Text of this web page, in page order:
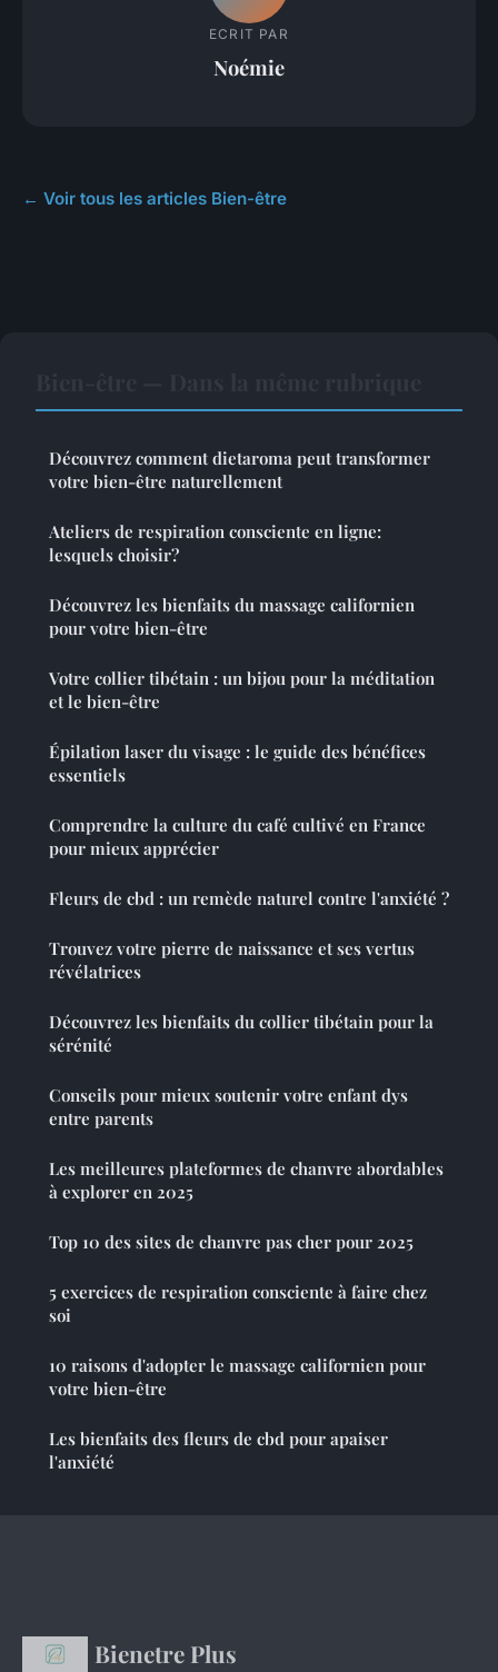
ECRIT PAR
Noémie
← Voir tous les articles Bien-être
Découvrez comment dietaroma peut transformer
votre bien-être naturellement
Ateliers de respiration consciente en ligne:
lesquels choisir?
Découvrez les bienfaits du massage californien
pour votre bien-être
Votre collier tibétain : un bijou pour la méditation
et le bien-être
Épilation laser du visage : le guide des bénéfices
essentiels
Comprendre la culture du café cultivé en France
pour mieux apprécier
Fleurs de cbd : un remède naturel contre l'anxiété ?
Trouvez votre pierre de naissance et ses vertus
révélatrices
Découvrez les bienfaits du collier tibétain pour la
sérénité
Conseils pour mieux soutenir votre enfant dys
entre parents
Les meilleures plateformes de chanvre abordables
à explorer en 2025
Top 10 des sites de chanvre pas cher pour 2025
5 exercices de respiration consciente à faire chez
soi
10 raisons d'adopter le massage californien pour
votre bien-être
Les bienfaits des fleurs de cbd pour apaiser
l'anxiété
Bienetre Plus